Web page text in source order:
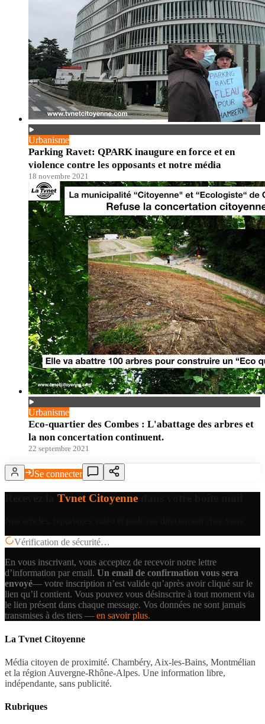
Urbanisme
Parking Ravet: QPARK inaugure en force et en
violence contre les opposants et notre média
18 novembre 2021
Urbanisme
Eco-quartier des Combes : L'abattage des arbres et
la non concertation continuent.
22 septembre 2021
Se connecter
Tvnet Citoyenne
Vérification de sécurité…
En vous inscrivant, vous acceptez de recevoir notre lettre
d’information par email. Un email de confirmation vous sera
envoyé— votre inscription n’est valide qu’après avoir cliqué sur le
lien qu’il contient. Vous pouvez vous désinscrire à tout moment via
le lien présent dans chaque message. Vos données ne sont jamais
transmises à des tiers — en savoir plus.
La Tvnet Citoyenne
Média citoyen de proximité. Chambéry, Aix-les-Bains, Montmélian
et la région Auvergne-Rhône-Alpes. Une information libre,
indépendante, sans publicité.
Rubriques